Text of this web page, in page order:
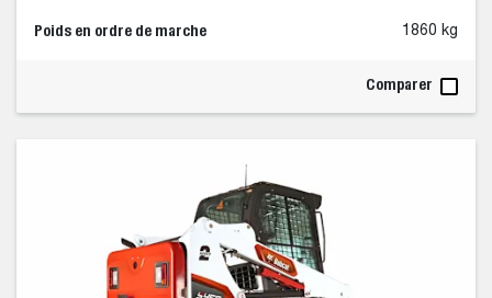
Poids en ordre de marche 1860 kg
Comparer